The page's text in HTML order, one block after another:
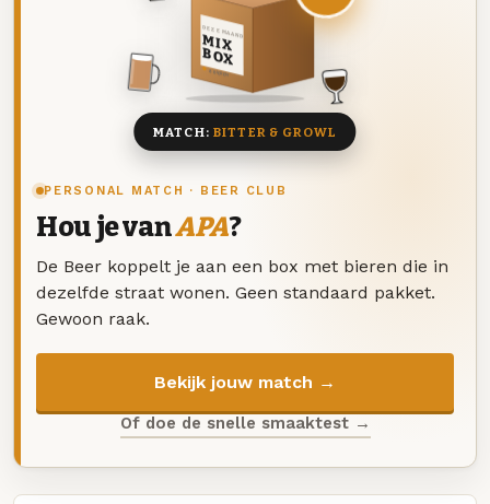
PERSONAL MATCH · BEER CLUB
Hou je vanAPA?
De Beer koppelt je aan een box met bieren die in
dezelfde straat wonen. Geen standaard pakket.
Gewoon raak.
Bekijk jouw match →
Of doe de snelle smaaktest →
DEZE MAAND
MIX
BOX
8 BIEREN
MATCH: BITTER & GROWL